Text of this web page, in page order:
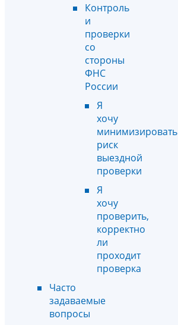
Контроль
и
проверки
со
стороны
ФНС
России
Я
хочу
минимизировать
риск
выездной
проверки
Я
хочу
проверить,
корректно
ли
проходит
проверка
Часто
задаваемые
вопросы